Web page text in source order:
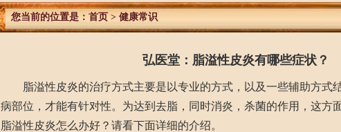
您当前的位置是： 首页 > 健康常识
弘医堂：脂溢性皮炎有哪些症状？
脂溢性皮炎的治疗方式主要是以专业的方式，以及一些辅助方式
病部位，才能有针对性。为达到去脂，同时消炎，杀菌的作用，这方
脂溢性皮炎怎么办好？请看下面详细的介绍。